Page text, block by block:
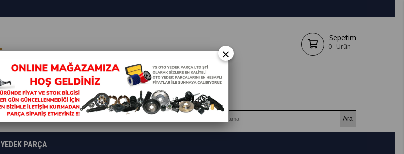
Sepetim
0 Ürün
YEDEK PARÇA
×